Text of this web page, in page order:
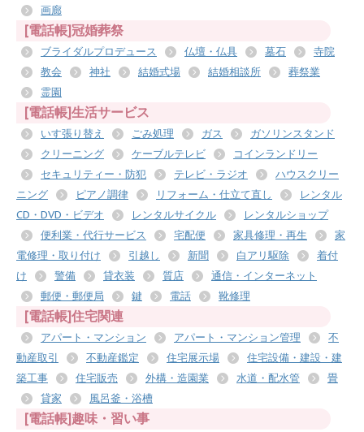
画廊
[電話帳]冠婚葬祭
ブライダルプロデュース 仏壇・仏具 墓石
寺院
教会
神社 結婚式場 結婚相談所
葬祭業
霊園
[電話帳]生活サービス
いす張り替え ごみ処理 ガス
ガソリンスタンド
クリーニング
ケーブルテレビ
コインランドリー
セキュリティー・防犯
テレビ・ラジオ
ハウスクリー
ニング
ピアノ調律 リフォーム・仕立て直し
レンタル
CD・DVD・ビデオ
レンタルサイクル
レンタルショップ
便利業・代行サービス
宅配便 家具修理・再生
家
電修理・取り付け
引越し 新聞 白アリ駆除
着付
け
警備 貸衣装 質店
通信・インターネット
郵便・郵便局
鍵 電話 靴修理
[電話帳]住宅関連
アパート・マンション アパート・マンション管理
不
動産取引
不動産鑑定 住宅展示場
住宅設備・建設・建
築工事
住宅販売 外構・造園業 水道・配水管
畳
貸家
風呂釜・浴槽
[電話帳]趣味・習い事